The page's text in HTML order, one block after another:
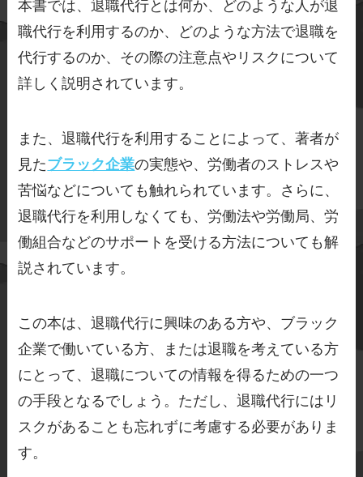
本書では、退職代行とは何か、どのような人が退
職代行を利用するのか、どのような方法で退職を
代行するのか、その際の注意点やリスクについて
詳しく説明されています。
また、退職代行を利用することによって、著者が
見たブラック企業の実態や、労働者のストレスや
苦悩などについても触れられています。さらに、
退職代行を利用しなくても、労働法や労働局、労
働組合などのサポートを受ける方法についても解
説されています。
この本は、退職代行に興味のある方や、ブラック
企業で働いている方、または退職を考えている方
にとって、退職についての情報を得るための一つ
の手段となるでしょう。ただし、退職代行にはリ
スクがあることも忘れずに考慮する必要がありま
す。